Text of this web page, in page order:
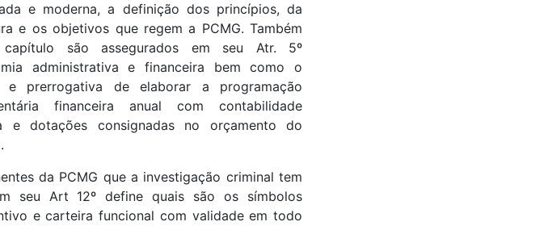
e moderna, a definição dos princípios, da
e os objetivos que regem a PCMG. Também
capítulo são assegurados em seu Atr. 5º
administrativa e financeira bem como o
e prerrogativa de elaborar a programação
financeira anual com contabilidade
e dotações consignadas no orçamento do
da PCMG que a investigação criminal tem
seu Art 12º define quais são os símbolos
e carteira funcional com validade em todo